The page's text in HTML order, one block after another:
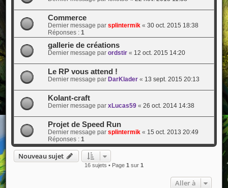
Commerce
Dernier message par splintermik« 30 oct. 2015 18:38
Réponses : 1
gallerie de créations
Dernier message par ordstir« 12 oct. 2015 14:20
Le RP vous attend !
Dernier message par DarKlader« 13 sept. 2015 20:13
Kolant-craft
Dernier message par xLucas59« 26 oct. 2014 14:38
Projet de Speed Run
Dernier message par splintermik« 15 oct. 2013 20:49
Réponses : 1
Nouveau sujet
16 sujets • Page 1 sur 1
Aller à